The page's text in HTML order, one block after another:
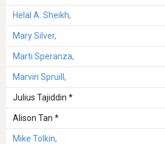
Helal A. Sheikh,
Mary Silver,
Marti Speranza,
Marvin Spruill,
Julius Tajiddin *
Alison Tan *
Mike Tolkin,